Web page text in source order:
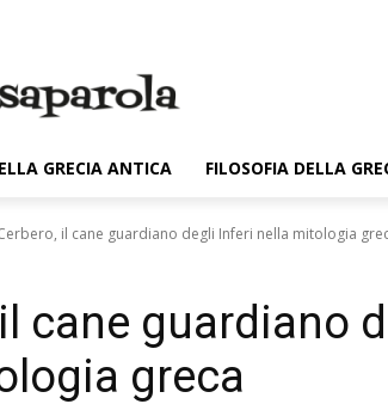
GRECIA ANTICA FILOSOFIA DELLA
il cane guardiano degli Inferi nella mitologia
cane guardiano
greca